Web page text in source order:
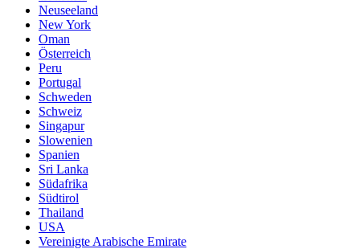
Neuseeland
New York
Oman
Österreich
Peru
Portugal
Schweden
Schweiz
Singapur
Slowenien
Spanien
Sri Lanka
Südafrika
Südtirol
Thailand
USA
Vereinigte Arabische Emirate